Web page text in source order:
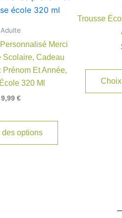
Adulte
Merci
Scolaire, Cadeau
Prénom Et Année,
320 Ml
9,99 €
options
Trousse